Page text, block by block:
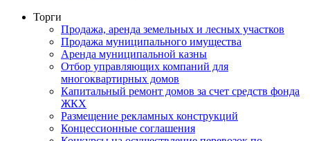
Торги
Продажа, аренда земельных и лесных участков
Продажа муниципального имущества
Аренда муниципальной казны
Отбор управляющих компаний для
многоквартирных домов
Капитальный ремонт домов за счет средств фонда
ЖКХ
Размещение рекламных конструкций
Концессионные соглашения